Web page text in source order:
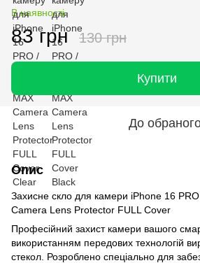
В наявності
83 грн 130 грн
Купити
До
Опис
Захисне скло для камери iPhone 16
Camera Lens Protector FULL Cover
Професійний захист камери вашого
використанням передових технологій
стекол. Розроблено спеціально для